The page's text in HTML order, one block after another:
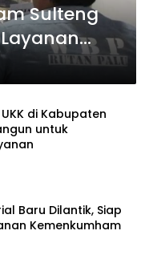
Sulteng
Akreditasi
di Kabupaten
untuk
Baru Dilantik, Siap
Kemenkumham